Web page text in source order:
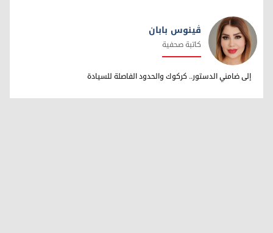
ڤینوس بابان
ڤینوس بابان
كاتبة صحفية
إلى ضامني الدستور.. كركوك والحدود الفاصلة للسيادة